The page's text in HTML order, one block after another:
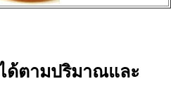
ด้ตามปริมาณและ